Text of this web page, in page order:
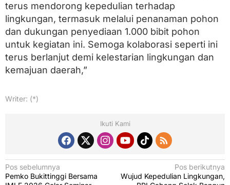
terus mendorong kepedulian terhadap
lingkungan, termasuk melalui penanaman pohon
dan dukungan penyediaan 1.000 bibit pohon
untuk kegiatan ini. Semoga kolaborasi seperti ini
terus berlanjut demi kelestarian lingkungan dan
kemajuan daerah,”
Writer: (*)
Ikuti Kami
N
Pos sebelumnya
Pemko Bukittinggi Bersama
Pos berikutnya
Wujud Kepedulian Lingkungan,